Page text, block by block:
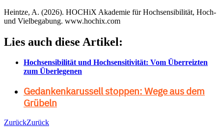
Heintze, A. (2026). HOCHiX Akademie für Hochsensibilität, Hoch-
und Vielbegabung. www.hochix.com
Lies auch diese Artikel:
Hochsensibilität und Hochsensitivität: Vom Überreizten
zum Überlegenen
Gedankenkarussell stoppen: Wege aus dem
Grübeln
ZurückZurück